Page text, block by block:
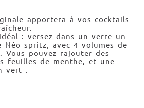
apportera à vos cocktails
: versez dans un verre un
spritz, avec 4 volumes de
Vous pouvez rajouter des
feuilles de menthe, et une
vert .